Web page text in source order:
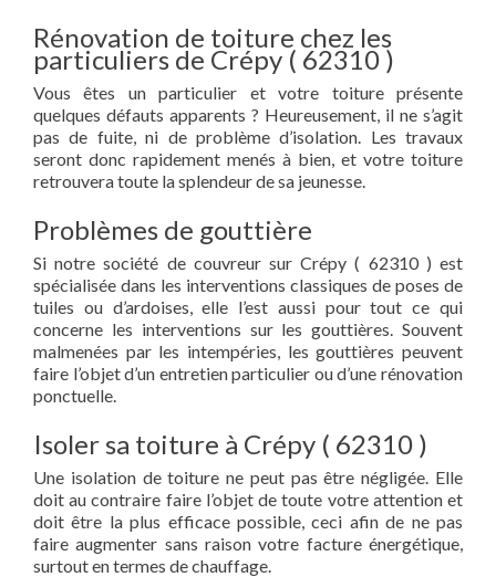
Rénovation de toiture chez les
particuliers de Crépy ( 62310 )
Vous êtes un particulier et votre toiture présente
quelques défauts apparents ? Heureusement, il ne s’agit
pas de fuite, ni de problème d’isolation. Les travaux
seront donc rapidement menés à bien, et votre toiture
retrouvera toute la splendeur de sa jeunesse.
Problèmes de gouttière
Si notre société de couvreur sur Crépy ( 62310 ) est
spécialisée dans les interventions classiques de poses de
tuiles ou d’ardoises, elle l’est aussi pour tout ce qui
concerne les interventions sur les gouttières. Souvent
malmenées par les intempéries, les gouttières peuvent
faire l’objet d’un entretien particulier ou d’une rénovation
ponctuelle.
Isoler sa toiture à Crépy ( 62310 )
Une isolation de toiture ne peut pas être négligée. Elle
doit au contraire faire l’objet de toute votre attention et
doit être la plus efficace possible, ceci afin de ne pas
faire augmenter sans raison votre facture énergétique,
surtout en termes de chauffage.